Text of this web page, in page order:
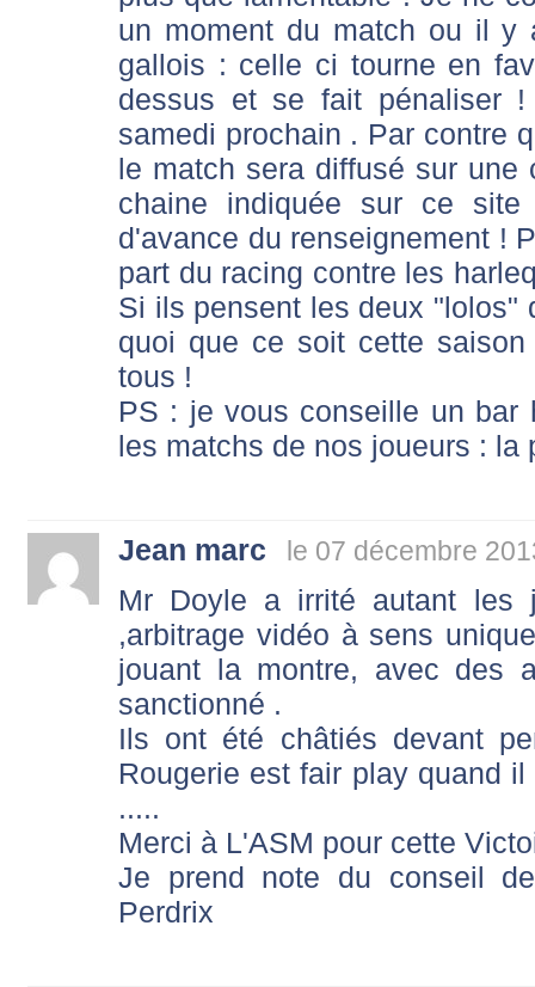
un moment du match ou il y
gallois : celle ci tourne en
dessus et se fait pénaliser
samedi prochain . Par contre
le match sera diffusé sur
chaine indiquée sur ce
d'avance du renseignement !
part du racing contre les
Si ils pensent les deux "lolos"
quoi que ce soit cette
tous !
PS : je vous conseille un bar
les matchs de nos joueurs : la
Jean marc le 07 décembre
Mr Doyle a irrité autant les
,arbitrage vidéo à sens
jouant la montre, avec des
sanctionné .
Ils ont été châtiés devant
Rougerie est fair play quand
.....
Merci à L'ASM pour cette
Je prend note du conseil
Perdrix